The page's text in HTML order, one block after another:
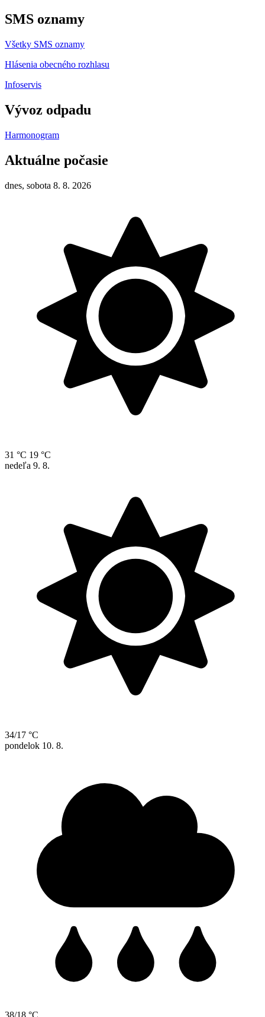
SMS oznamy
Všetky SMS oznamy
Hlásenia obecného rozhlasu
Infoservis
Vývoz odpadu
Harmonogram
Aktuálne počasie
dnes, sobota 8. 8. 2026
31 °C 19 °C
nedeľa 9. 8.
34/17 °C
pondelok 10. 8.
38/18 °C